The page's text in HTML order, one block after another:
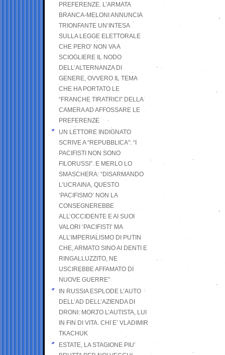
PREFERENZE. L’ARMATA
BRANCA-MELONI ANNUNCIA
TRIONFANTE UN’INTESA
SULLA LEGGE ELETTORALE
CHE PERO’ NON VA A
SCIOGLIERE IL NODO
DELL’ALTERNANZA DI
GENERE, OVVERO IL TEMA
CHE HA PORTATO LE
“FRANCHE TIRATRICI” DELLA
CAMERA AD AFFOSSARE LE
PREFERENZE
UN LETTORE INDIGNATO
SCRIVE A “REPUBBLICA”: “I
PACIFISTI NON SONO
FILORUSSI”. E MERLO LO
SMASCHERA: “DISARMANDO
L’UCRAINA, QUESTO
‘PACIFISMO’ NON LA
CONSEGNEREBBE
ALL’OCCIDENTE E AI SUOI
VALORI ‘PACIFISTI’ MA
ALL’IMPERIALISMO DI PUTIN
CHE, ARMATO SINO AI DENTI E
RINGALLUZZITO, NE
USCIREBBE AFFAMATO DI
NUOVE GUERRE”
IN RUSSIA ESPLODE L’AUTO
DELL’AD DELL’AZIENDA DI
DRONI: MORTO L’AUTISTA, LUI
IN FIN DI VITA. CHI E’ VLADIMIR
TKACHUK
ESTATE, LA STAGIONE PIU’